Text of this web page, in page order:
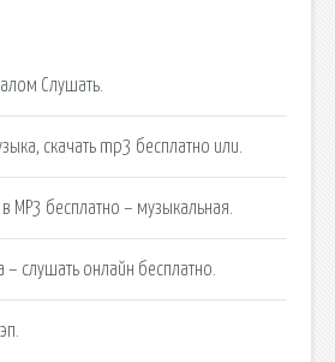
Слушать.
скачать mp3 бесплатно или.
MP3 бесплатно – музыкальная.
слушать онлайн бесплатно.